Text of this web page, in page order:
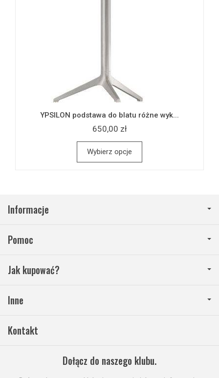
YPSILON podstawa do blatu różne wyk...
650,00 zł
Wybierz opcje
Informacje
Pomoc
Jak kupować?
Inne
Kontakt
Dołącz do naszego klubu.